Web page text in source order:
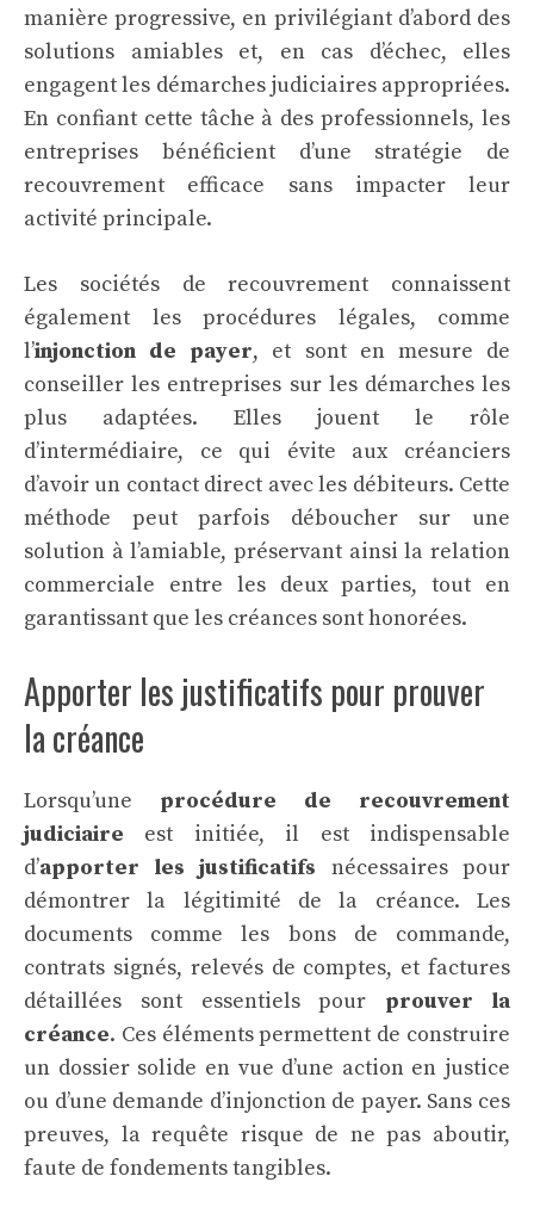
manière progressive, en privilégiant d’abord des
solutions amiables et, en cas d’échec, elles
engagent les démarches judiciaires appropriées.
En confiant cette tâche à des professionnels, les
entreprises bénéficient d’une stratégie de
recouvrement efficace sans impacter leur
activité principale.
Les sociétés de recouvrement connaissent
également les procédures légales, comme
l’injonction de payer, et sont en mesure de
conseiller les entreprises sur les démarches les
plus adaptées. Elles jouent le rôle
d’intermédiaire, ce qui évite aux créanciers
d’avoir un contact direct avec les débiteurs. Cette
méthode peut parfois déboucher sur une
solution à l’amiable, préservant ainsi la relation
commerciale entre les deux parties, tout en
garantissant que les créances sont honorées.
Apporter les justificatifs pour prouver
la créance
Lorsqu’une procédure de recouvrement
judiciaire est initiée, il est indispensable
d’apporter les justificatifs nécessaires pour
démontrer la légitimité de la créance. Les
documents comme les bons de commande,
contrats signés, relevés de comptes, et factures
détaillées sont essentiels pour prouver la
créance. Ces éléments permettent de construire
un dossier solide en vue d’une action en justice
ou d’une demande d’injonction de payer. Sans ces
preuves, la requête risque de ne pas aboutir,
faute de fondements tangibles.